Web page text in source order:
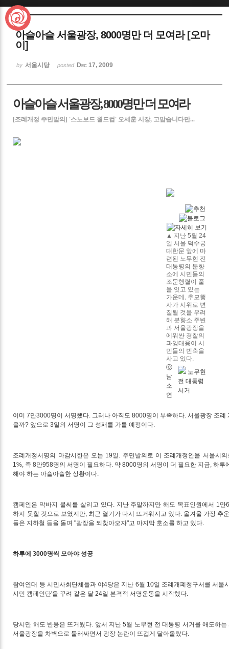
아슬아슬 서울광장, 8000명만 더 모여라 [오마
이]
by 서울시당 posted Dec 17, 2009
아슬아슬 서울광장, 8000명만 더 모여라
[조례개정 주민발의] '스노보드 월드컵' 오세훈 시장, 고맙습니다만...
▲ 지난 5월 24
일 서울 덕수궁
대한문 앞에 마
련된 노무현 전
대통령의 분향
소에 시민들의
조문행렬이 줄
을 잇고 있는
가운데, 추모행
사가 시위로 변
질될 것을 우려
해 분향소 주변
과 서울광장을
에워싼 경찰의
과잉대응이 시
민들의 빈축을
사고 있다.
ⓒ
남
소
연
노무현
전 대통령
서거
이미 7만3000명이 서명했다. 그러나 아직도 8000명이 부족하다. 서울광장 조례
을까? 앞으로 3일의 서명이 그 성패를 가를 예정이다.
조례개정서명의 마감시한은 오는 19일. 주민발의로 이 조례개정안을 서울시
1%, 즉 8만958명의 서명이 필요하다. 약 8000명의 서명이 더 필요한 지금, 하
해야 하는 아슬아슬한 상황이다.
캠페인은 막바지 불씨를 살리고 있다. 지난 주말까지만 해도 목표인원에서 1
하지 못할 것으로 보였지만, 최근 열기가 다시 뜨거워지고 있다. 올겨울 가장 추
들은 지하철 등을 돌며 "광장을 되찾아오자"고 마지막 호소를 하고 있다.
하루에 3000명씩 모아야 성공
참여연대 등 시민사회단체들과 야4당은 지난 6월 10일 조례개폐청구서를 서울
시민 캠페인단'을 꾸려 같은 달 24일 본격적 서명운동을 시작했다.
당시만 해도 반응은 뜨거웠다. 앞서 지난 5월 노무현 전 대통령 서거를 애도하
서울광장을 차벽으로 둘러싸면서 광장 논란이 뜨겁게 달아올랐다.
Sketchbook5, 스케치북5
Sketchbook5, 스케치북5